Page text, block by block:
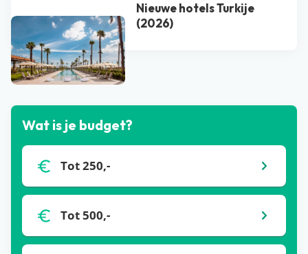
Nieuwe hotels Turkije
(2026)
Bekijk alle blogs
Wat is je budget?
Tot 250,-
Tot 500,-